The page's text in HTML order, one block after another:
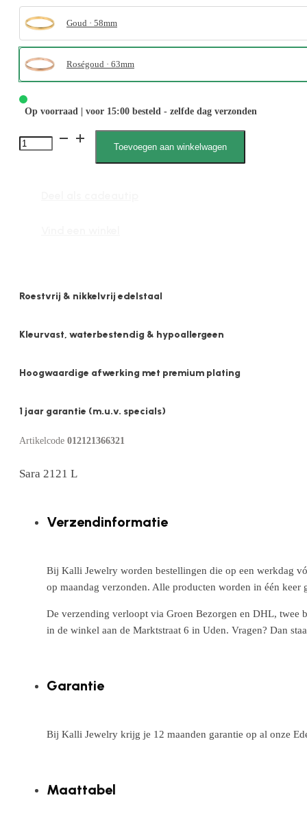
Goud · 58mm
Roségoud · 63mm
Op voorraad | voor 15:00 besteld - zelfde dag verzonden
Sara
Toevoegen aan winkelwagen
Roestvrij & nikkelvrij edelstaal
Kleurvast, waterbestendig & hypoallergeen
Hoogwaardige afwerking met premium plating
1 jaar garantie (m.u.v. specials)
Artikelcode 012121366321
Sara 2121 L
Verzendinformatie
Bij Kalli Jewelry worden bestellingen die op een werkdag
op maandag verzonden. Alle producten worden in één
De verzending verloopt via Groen Bezorgen en DHL, twee
in de winkel aan de Marktstraat 6 in Uden. Vragen? Dan
Garantie
Bij Kalli Jewelry krijg je 12 maanden garantie op al onze
Maattabel